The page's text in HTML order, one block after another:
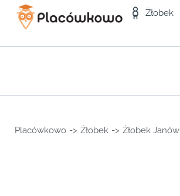
Żłobek
Placówkowo -> Żłobek -> Żłobek Janów